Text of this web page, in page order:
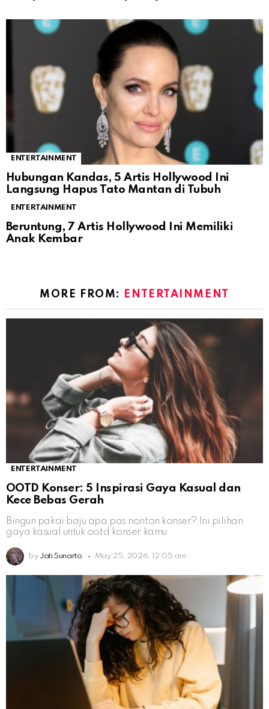
ENTERTAINMENT
Hubungan Kandas, 5 Artis Hollywood Ini
Langsung Hapus Tato Mantan di Tubuh
ENTERTAINMENT
Beruntung, 7 Artis Hollywood Ini Memiliki
Anak Kembar
MORE FROM: ENTERTAINMENT
ENTERTAINMENT
OOTD Konser: 5 Inspirasi Gaya Kasual dan
Kece Bebas Gerah
Bingun pakai baju apa pas nonton konser? Ini pilihan
gaya kasual untuk ootd konser kamu
by Jati Sunarto May 25, 2026, 12:05 am